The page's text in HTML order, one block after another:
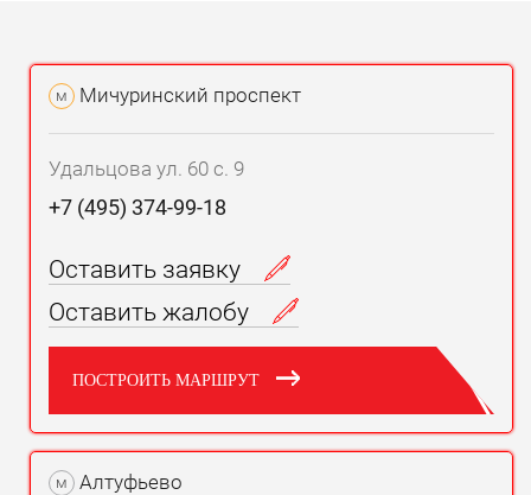
м Мичуринский проспект
Удальцова ул. 60 с. 9
+7 (495) 374-99-18
Оставить заявку
Оставить жалобу
ПОСТРОИТЬ МАРШРУТ
м Алтуфьево